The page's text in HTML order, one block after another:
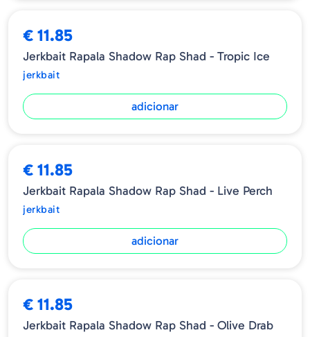
€ 11.85
Jerkbait Rapala Shadow Rap Shad - Tropic Ice
jerkbait
adicionar
€ 11.85
Jerkbait Rapala Shadow Rap Shad - Live Perch
jerkbait
adicionar
€ 11.85
Jerkbait Rapala Shadow Rap Shad - Olive Drab